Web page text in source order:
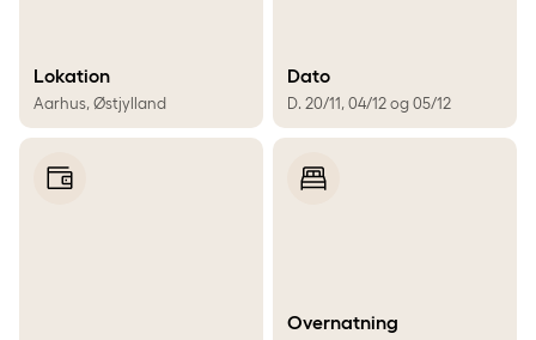
Lokation
Aarhus, Østjylland
Dato
D. 20/11, 04/12 og 05/12
Overnatning